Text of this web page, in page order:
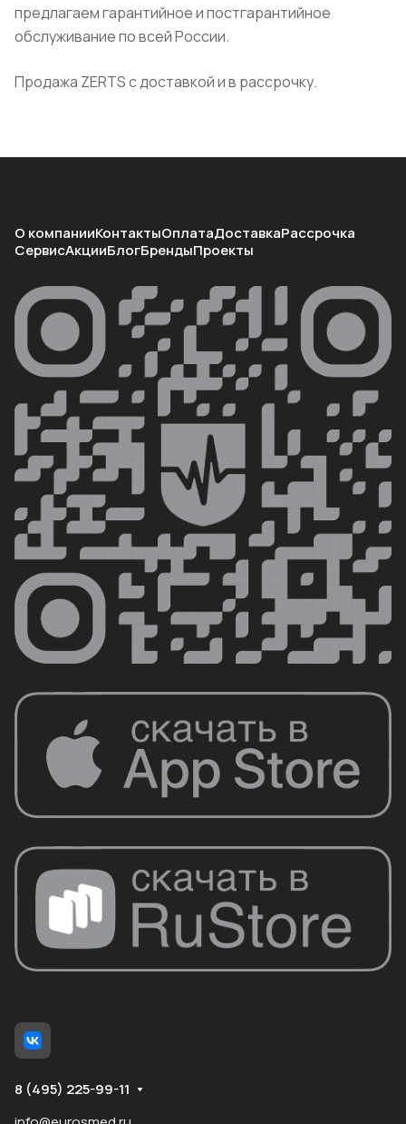
предлагаем гарантийное и постгарантийное
обслуживание по всей России.
Продажа ZERTS с доставкой и в рассрочку.
О компанииКонтактыОплатаДоставкаРассрочка
СервисАкцииБлогБрендыПроекты
8 (495) 225-99-11